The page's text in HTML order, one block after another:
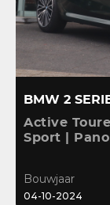
BMW 2
Active
Sport |
Massage |
Stuur/
Bouwjaar
04-10-2024